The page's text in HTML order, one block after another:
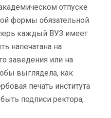
отпуске
формы обязательной
каждый ВУЗ имеет
напечатана на
заведения или на
выглядела, как
печать института
подписи ректора,